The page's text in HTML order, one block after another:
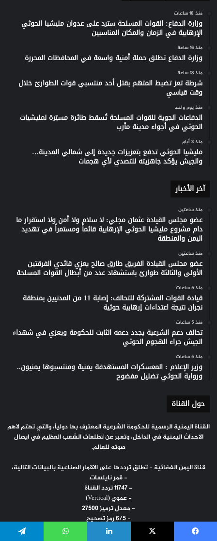
منذ 10 ساعات
وزارة الدفاع: القوات المسلحة سترد على عدوان مليشيا الحوثي
الإرهابية في الزمان والمكان المناسبين
منذ 16 ساعة
وزارة الدفاع تطلق حملة أمنية واسعة في المحافظات المحررة
منذ 18 ساعة
شرطة تعز تضبط المتهم بقتل أحد منتسبي قوات الطوارئ خلال
وقت قياسي
منذ يوم واحد
الدفاعات الجوية للقوات المسلحة تُسقط طائرة مسيّرة لمليشيات
الحوثي في أجواء مدينة مأرب
منذ 3 أيام
مليشيا الحوثي تدفع بتعزيزات جديدة إلى شمالي المدينة…
والجيش يؤكد جاهزيته للتصدي لأي هجمات
آخر الأخبار
منذ ساعتين
عضو مجلس القيادة عثمان مجلي: لا سلام ولا أمن ولا استقرار ما
دام مشروع مليشيا الحوثي الإرهابية قائماً ومستمراً في تهديد
اليمن والمنطقة
منذ ساعتين
عضو مجلس القيادة الفريق طارق صالح يعزي قائدي الفرقتين
الأولى والثالثة طوارئ باستشهاد عدد من أبطال القوات المسلحة
منذ 5 ساعات
قيادة القوات المشتركة للتحالف: إصابة 11 من المدنيين بمنطقة
نجران نتيجة اعتداءات إرهابية حوثية
منذ 5 ساعات
تحالف دعم الشرعية يجدد دعمه الثابت للحكومة ويعزي في شهداء
الجيش جراء الهجوم الحوثي
منذ 5 ساعات
وزير الإعلام : المعسكرات المستهدفة يمنية ومنتسبوها يمنيون..
ورواية الحوثي تضليل مفضوح
حول القناة
القناة اليمنية الرسمية للحكومة الشرعية المعترف بها دولياً، والتي تهتم لاهم
الاحداث اليمنية في الداخل، وتعبر عن تطلعات الشعب العظيم في ايصال
صوته للعالم.
قناة اليمن الفضائية - تطلق ترددها على الاقمار الصناعية بالبيانات التالية،
- قمر نايلسات
- 11747 تردد القناة
- عموي (Vertical)
- معدل ترميز 27500
- 6/5 رمز تصحيح